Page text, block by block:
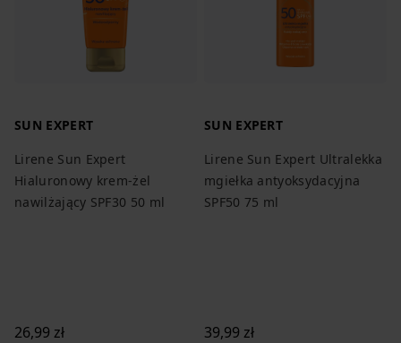
SUN EXPERT
Lirene Sun Expert
Hialuronowy krem-żel
nawilżający SPF30 50 ml
26,99 zł
SUN EXPERT
Lirene Sun Expert Ultralekka
mgiełka antyoksydacyjna
SPF50 75 ml
39,99 zł